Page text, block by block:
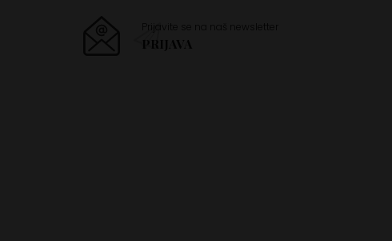
Prijavite se na naš newsletter
PRIJAVA